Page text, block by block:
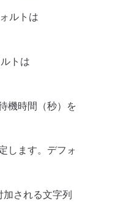
ルトは
トは
機時間（秒）を
します。デフォ
される文字列